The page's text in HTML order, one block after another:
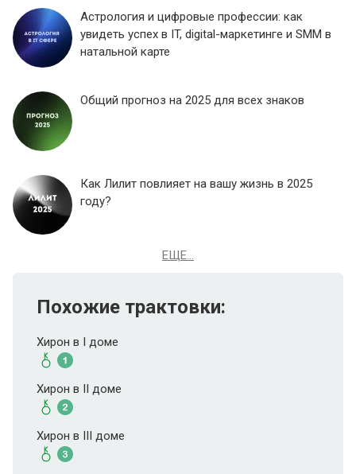
Астрология и цифровые профессии: как
увидеть успех в IT, digital-маркетинге и SMM в
натальной карте
Общий прогноз на 2025 для всех знаков
Как Лилит повлияет на вашу жизнь в 2025
году?
ЕЩЕ...
Похожие трактовки:
Хирон в I доме
Хирон в II доме
Хирон в III доме